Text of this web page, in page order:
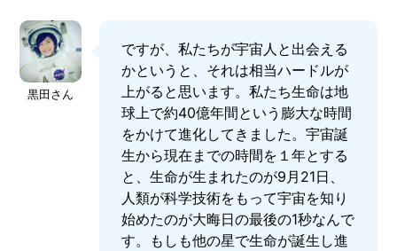
黒田さん
ですが、私たちが宇宙人と出会える
かというと、それは相当ハードルが
上がると思います。私たち生命は地
球上で約40億年間という膨大な時間
をかけて進化してきました。宇宙誕
生から現在までの時間を１年とする
と、生命が生まれたのが9月21日、
人類が科学技術をもって宇宙を知り
始めたのが大晦日の最後の1秒なんで
す。もしも他の星で生命が誕生し進